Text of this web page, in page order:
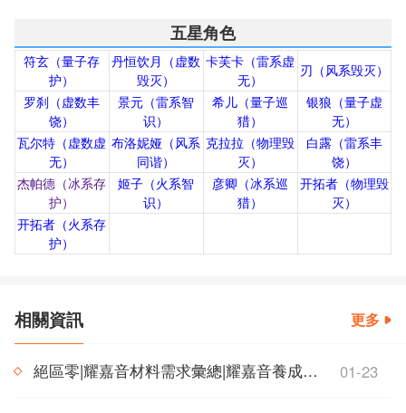
五星角色
符玄（量子存
护）
丹恒饮月（虚数
毁灭）
卡芙卡（雷系虚
无）
刃（风系毁灭）
罗刹（虚数丰
饶）
景元（雷系智
识）
希儿（量子巡
猎）
银狼（量子虚
无）
瓦尔特（虚数虚
无）
布洛妮娅（风系
同谐）
克拉拉（物理毁
灭）
白露（雷系丰
饶）
杰帕德（冰系存
护）
姬子（火系智
识）
彦卿（冰系巡
猎）
开拓者（物理毁
灭）
开拓者（火系存
护）
相關資訊 更多
絕區零|耀嘉音材料需求彙總|耀嘉音養成材料需求一覽 01-23